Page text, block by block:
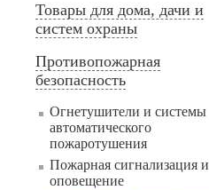
Товары для дома, дачи и
систем охраны
Противопожарная
безопасность
Огнетушители и системы
автоматического
пожаротушения
Пожарная сигнализация и
оповещение